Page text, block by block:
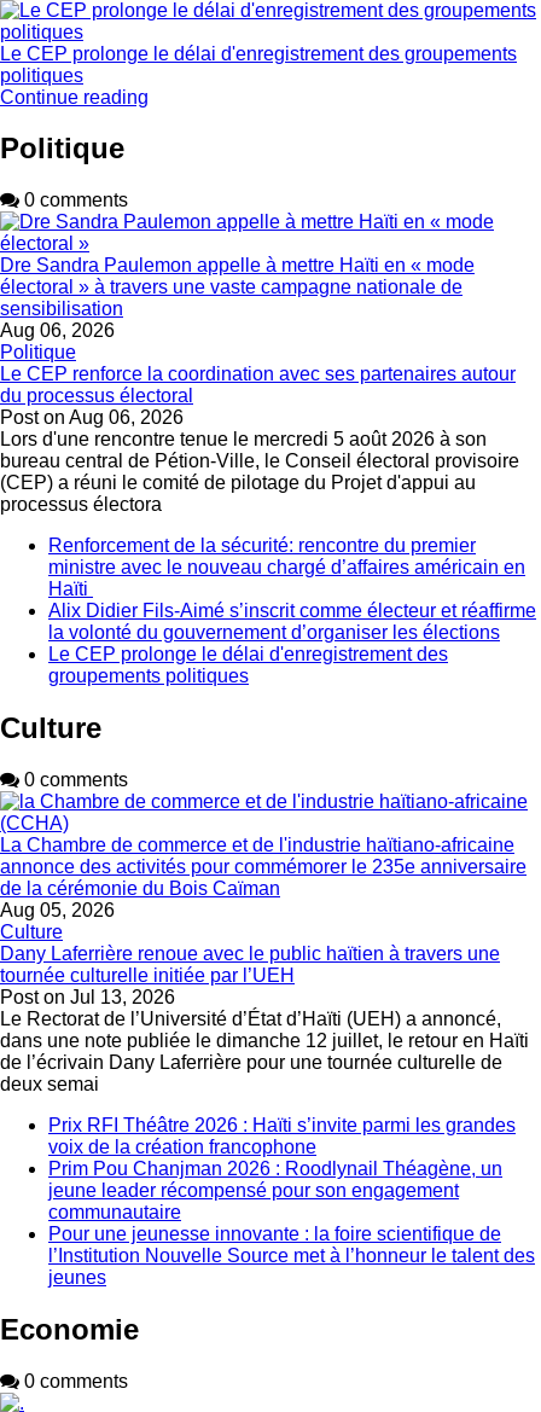
Le CEP prolonge le délai d'enregistrement des groupements
politiques
Continue reading
Politique
0 comments
Dre Sandra Paulemon appelle à mettre Haïti en « mode
électoral » à travers une vaste campagne nationale de
sensibilisation
Aug 06, 2026
Politique
Le CEP renforce la coordination avec ses partenaires autour
du processus électoral
Post on Aug 06, 2026
Lors d'une rencontre tenue le mercredi 5 août 2026 à son
bureau central de Pétion-Ville, le Conseil électoral provisoire
(CEP) a réuni le comité de pilotage du Projet d'appui au
processus électora
Renforcement de la sécurité: rencontre du premier
ministre avec le nouveau chargé d’affaires américain en
Haïti
Alix Didier Fils-Aimé s’inscrit comme électeur et réaffirme
la volonté du gouvernement d’organiser les élections
Le CEP prolonge le délai d'enregistrement des
groupements politiques
Culture
0 comments
La Chambre de commerce et de l'industrie haïtiano-africaine
annonce des activités pour commémorer le 235e anniversaire
de la cérémonie du Bois Caïman
Aug 05, 2026
Culture
Dany Laferrière renoue avec le public haïtien à travers une
tournée culturelle initiée par l’UEH
Post on Jul 13, 2026
Le Rectorat de l’Université d’État d’Haïti (UEH) a annoncé,
dans une note publiée le dimanche 12 juillet, le retour en Haïti
de l’écrivain Dany Laferrière pour une tournée culturelle de
deux semai
Prix RFI Théâtre 2026 : Haïti s’invite parmi les grandes
voix de la création francophone
Prim Pou Chanjman 2026 : Roodlynail Théagène, un
jeune leader récompensé pour son engagement
communautaire
Pour une jeunesse innovante : la foire scientifique de
l’Institution Nouvelle Source met à l’honneur le talent des
jeunes
Economie
0 comments